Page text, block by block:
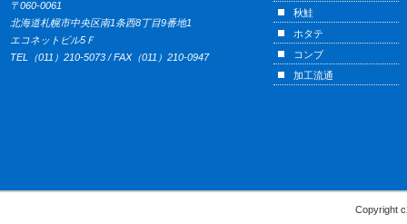
〒060-0061
北海道札幌市中央区南1条西8丁目9番地1
エコネットビル5Ｆ
TEL（011）210-5073 / FAX（011）210-0947
秋鮭
ホタテ
コンブ
加工流通
Copyright